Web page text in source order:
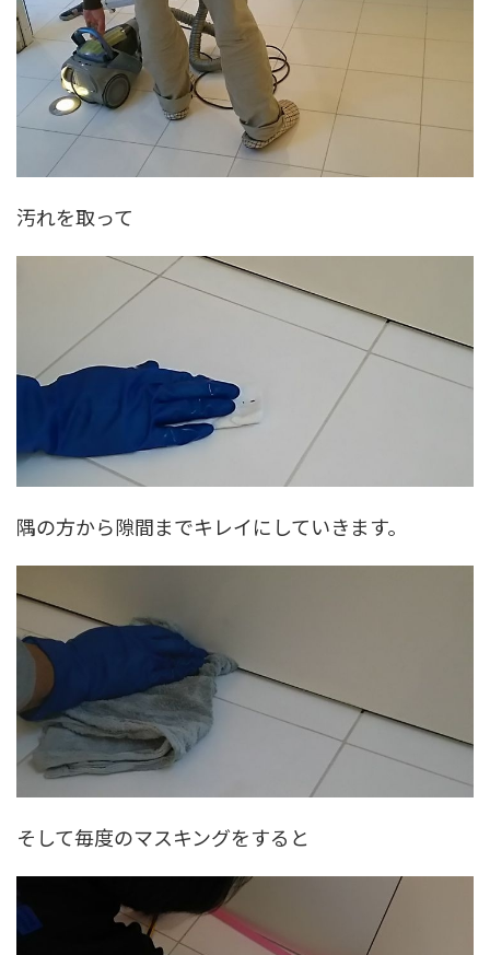
汚れを取って
隅の方から隙間までキレイにしていきます。
そして毎度のマスキングをすると